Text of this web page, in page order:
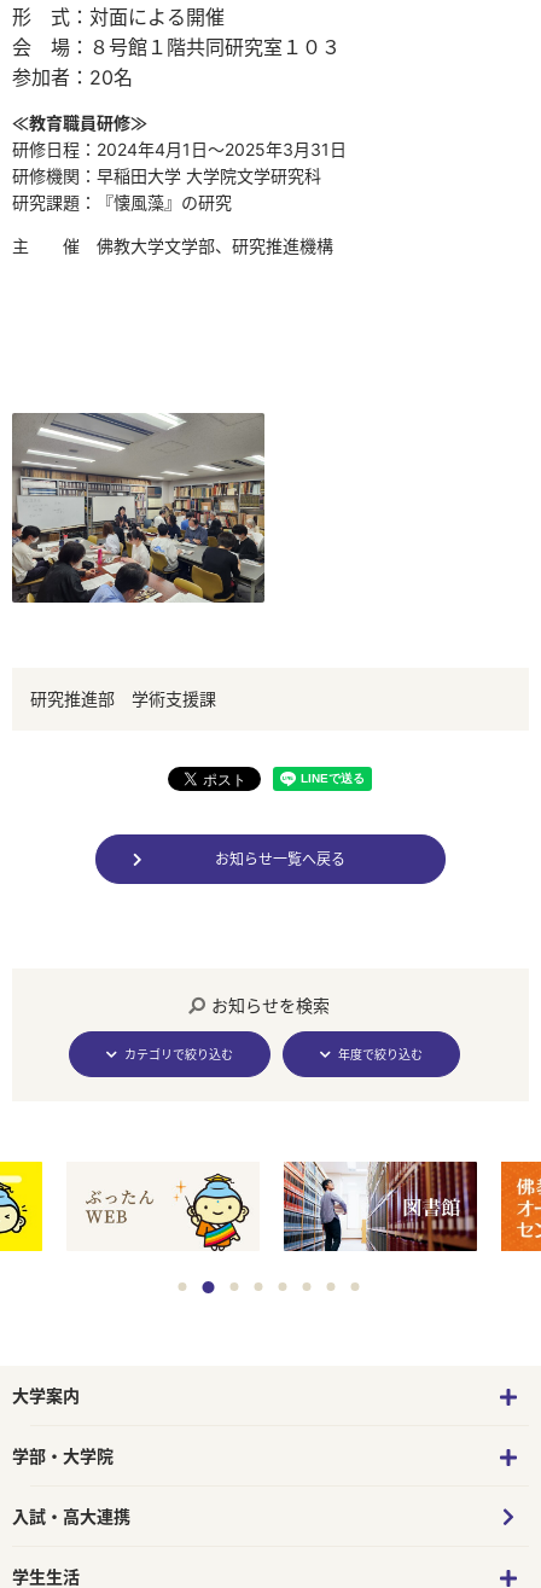
形 式：対面による開催
会 場：８号館１階共同研究室１０３
参加者：20名
≪教育職員研修≫
研修日程：2024年4月1 日～2025年3月31 日
研修機関：早稲田大学 大学院文学研究科
研究課題：『懐風藻』の研究
主 催 佛教大学文学部、研究推進機構
研究推進部 学術支援課
お知らせ一覧へ戻る
お知らせを検索
カテゴリで絞り込む 年度で絞り込む
大学案内
学部・大学院
入試・高大連携
学生生活